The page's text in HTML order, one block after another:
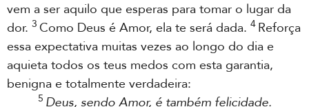
vem a ser aquilo que esperas para tomar o lugar da
dor. 3 Como Deus é Amor, ela te será dada. 4 Reforça
essa expectativa muitas vezes ao longo do dia e
aquieta todos os teus medos com esta garantia,
benigna e totalmente verdadeira:
5 Deus, sendo Amor, é também felicidade.